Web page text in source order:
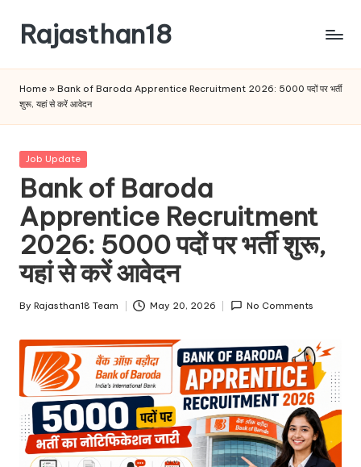
content
Rajasthan18
is
watched
and
the
most
credible
respected
news
media
in
Home » Bank of Baroda Apprentice Recruitment 2026: 5000 पदों पर भर्ती
शुरू, यहां से करें आवेदन
Posted
Job Update
Bank of Baroda
Apprentice Recruitment
2026: 5000 पदों पर भर्ती शुरू,
यहां से करें आवेदन
Posted
By Rajasthan18 Team May 20, 2026 No Comments